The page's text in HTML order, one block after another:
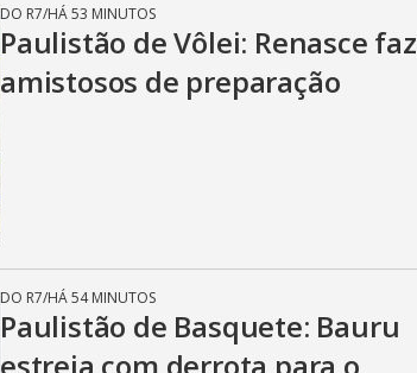
DO R7/HÁ 53 MINUTOS
Paulistão de Vôlei: Renasce faz
amistosos de preparação
DO R7/HÁ 54 MINUTOS
Paulistão de Basquete: Bauru